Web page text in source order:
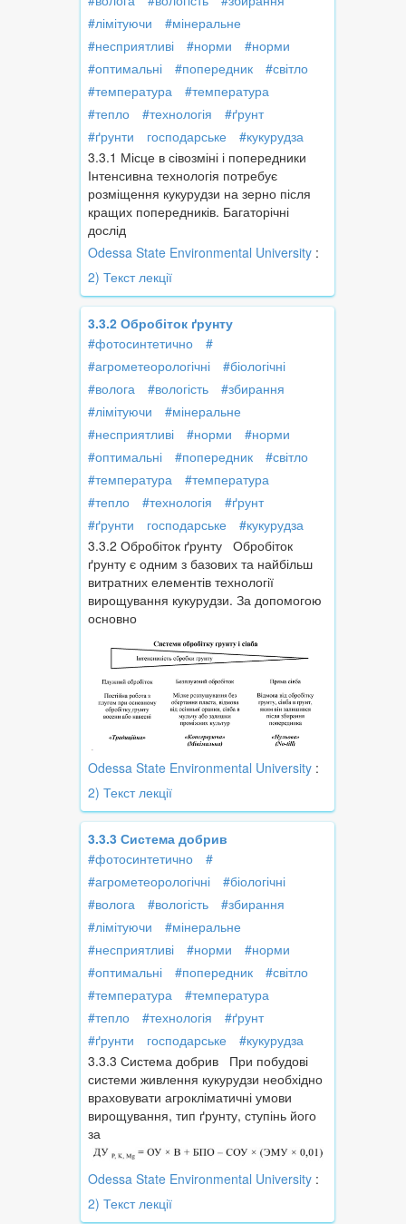
#лімітуючи
#мінеральне
#несприятливі
#норми
#норми
#оптимальні
#попередник
#світло
#температура
#температура
#тепло
#технологія
#ґрунт
#ґрунти
господарське
#кукурудза
3.3.1 Місце в сівозміні і попередники
Інтенсивна технологія потребує
розміщення кукурудзи на зерно після
кращих попередників. Багаторічні
дослід
Odessa State Environmental University :
2) Текст лекції
3.3.2 Обробіток ґрунту
#фотосинтетично
#
#агрометеорологічні
#біологічні
#волога
#вологість
#збирання
#лімітуючи
#мінеральне
#несприятливі
#норми
#норми
#оптимальні
#попередник
#світло
#температура
#температура
#тепло
#технологія
#ґрунт
#ґрунти
господарське
#кукурудза
3.3.2 Обробіток ґрунту Обробіток
ґрунту є одним з базових та найбільш
витратних елементів технології
вирощування кукурудзи. За допомогою
основно
Odessa State Environmental University :
2) Текст лекції
3.3.3 Система добрив
#фотосинтетично
#
#агрометеорологічні
#біологічні
#волога
#вологість
#збирання
#лімітуючи
#мінеральне
#несприятливі
#норми
#норми
#оптимальні
#попередник
#світло
#температура
#температура
#тепло
#технологія
#ґрунт
#ґрунти
господарське
#кукурудза
3.3.3 Система добрив При побудові
системи живлення кукурудзи необхідно
враховувати агрокліматичні умови
вирощування, тип ґрунту, ступінь його
за
Odessa State Environmental University :
2) Текст лекції